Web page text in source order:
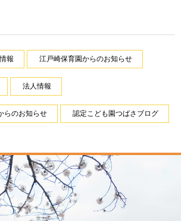
報 江戸崎保育園からのお知らせ
法人情報
らのお知らせ 認定こども園つばさブログ